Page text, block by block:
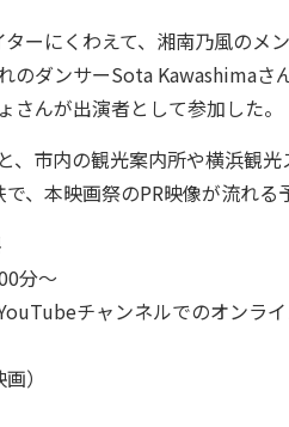
ーにくわえて、湘南乃風のメ
のダンサーSota Kawashima
んが出演者として参加した。
、市内の観光案内所や横浜観
、本映画祭のPR映像が流れる
分～
チャンネルでのオンラ
）